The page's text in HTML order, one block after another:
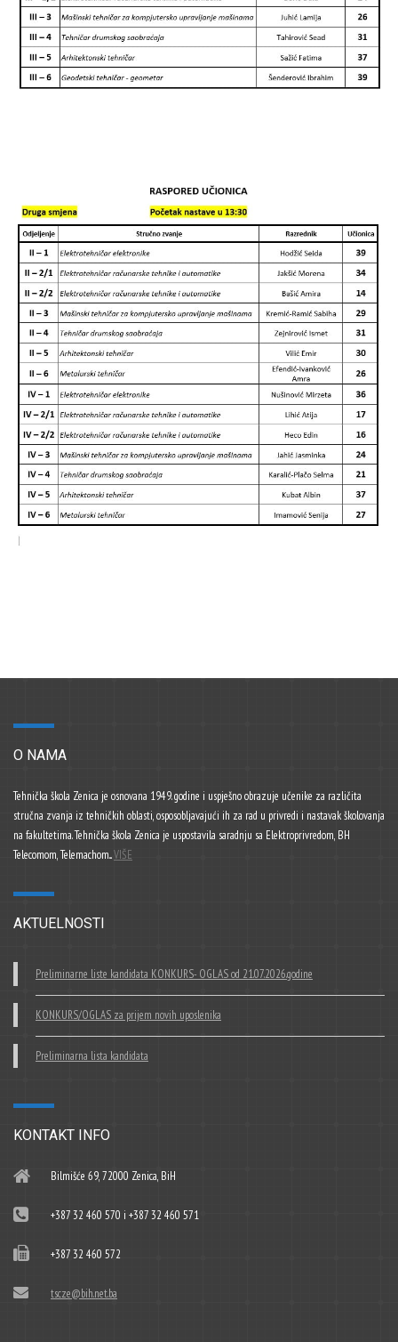
O NAMA
Tehnička škola Zenica je osnovana 1949. godine i uspješno obrazuje učenike za različita
stručna zvanja iz tehničkih oblasti, osposobljavajući ih za rad u privredi i nastavak školovanja
na fakultetima. Tehnička škola Zenica je uspostavila saradnju sa Elektroprivredom, BH
Telecomom, Telemachom...VIŠE
AKTUELNOSTI
Preliminarne liste kandidata KONKURS- OGLAS od 21.07.2026.godine
KONKURS/OGLAS za prijem novih uposlenika
Preliminarna lista kandidata
KONTAKT INFO
Bilmišće 69, 72000 Zenica, BiH
+387 32 460 570 i +387 32 460 571
+387 32 460 572
tscze@bih.net.ba